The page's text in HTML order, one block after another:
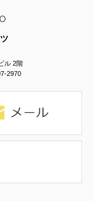
ル 2階
2970